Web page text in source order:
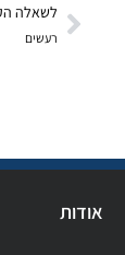
לשאלה
רעשים
אודות